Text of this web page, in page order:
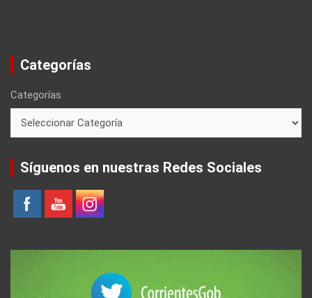
Categorías
Categorías
Síguenos en nuestras Redes Sociales